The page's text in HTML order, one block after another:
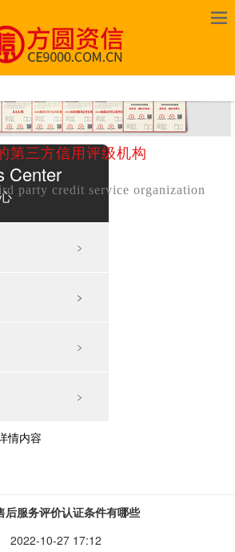
第三方信用评级机构
party credit service organization
Center
知识 ﹥
关注 ﹥
法规 ﹥
动态 ﹥
情内容
后服务评价认证条件有哪些
2022-10-27 17:12